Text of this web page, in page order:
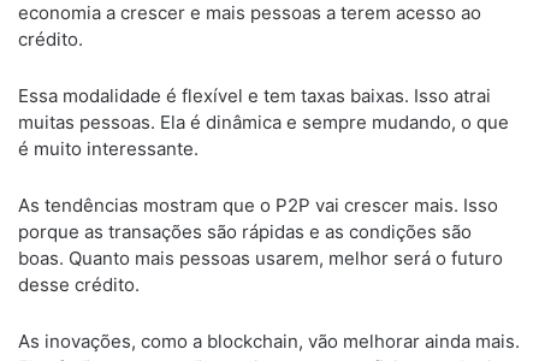
economia a crescer e mais pessoas a terem acesso ao
crédito.
Essa modalidade é flexível e tem taxas baixas. Isso atrai
muitas pessoas. Ela é dinâmica e sempre mudando, o que
é muito interessante.
As tendências mostram que o P2P vai crescer mais. Isso
porque as transações são rápidas e as condições são
boas. Quanto mais pessoas usarem, melhor será o futuro
desse crédito.
As inovações, como a blockchain, vão melhorar ainda mais.